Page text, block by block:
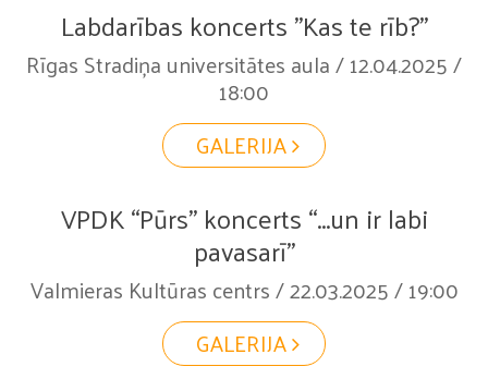
Labdarības koncerts "Kas te rīb?"
Rīgas Stradiņa universitātes aula / 12.04.2025 /
18:00
GALERIJA
VPDK “Pūrs” koncerts “...un ir labi
pavasarī”
Valmieras Kultūras centrs / 22.03.2025 / 19:00
GALERIJA